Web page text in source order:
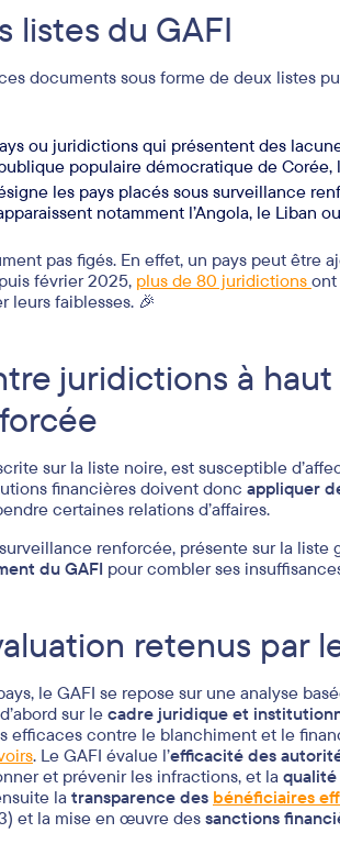
listes du GAFI
documents sous forme de deux listes
ou juridictions qui présentent des
populaire démocratique de Corée,
les pays placés sous surveillance
notamment l’Angola, le Liban
pas figés. En effet, un pays peut être
février 2025, plus de 80 juridictions
leurs faiblesses. 🎉
juridictions à haut
sur la liste noire, est susceptible
financières doivent donc appliquer
certaines relations d’affaires.
renforcée, présente sur la liste
du GAFI pour combler ses
retenus par
le GAFI se repose sur une analyse
sur lecadre juridique et
efficaces contre le blanchiment et le
. Le GAFI évalue l’efficacité des
et prévenir les infractions, et la
la transparence des bénéficiaires
et la mise en œuvre des sanctions